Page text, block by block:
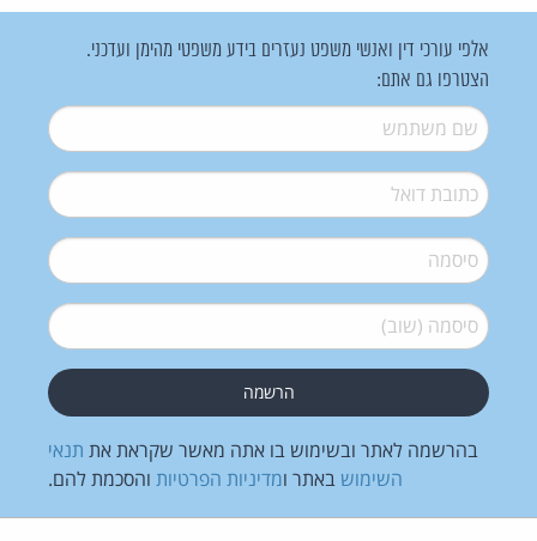
אלפי עורכי דין ואנשי משפט נעזרים בידע משפטי מהימן ועדכני.
הצטרפו גם אתם:
שם משתמש*
דואל*
סיסמה*
סיסמה (שוב)*
בהרשמה לאתר ובשימוש בו אתה מאשר שקראת את תנאי
השימוש באתר ומדיניות הפרטיות והסכמת להם.